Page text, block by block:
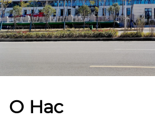
О Hас